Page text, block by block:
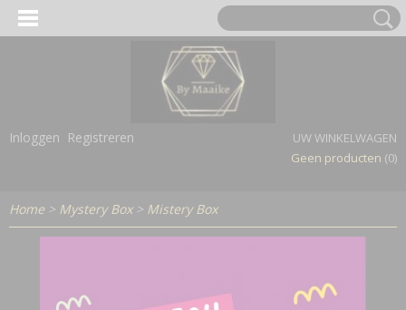
Inloggen Registreren
UW WINKELWAGEN
Geen producten (0)
Home > Mystery Box> Mistery Box